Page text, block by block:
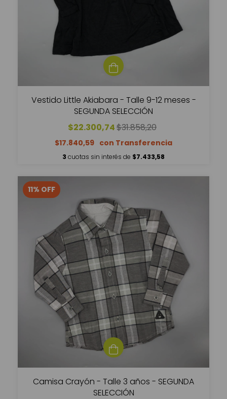
Vestido Little Akiabara - Talle 9-12 meses -
SEGUNDA SELECCIÓN
$22.300,74$31.858,20
$17.840,59
3 cuotas sin interés de $7.433,58
11% OFF
Camisa Crayón - Talle 3 años - SEGUNDA
SELECCIÓN